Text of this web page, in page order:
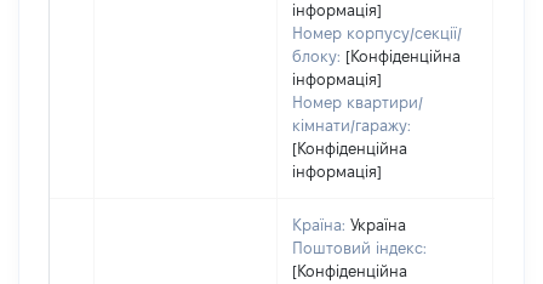
інформація]
Номер корпусу/секції/
блоку: [Конфіденційна
інформація]
Номер квартири/
кімнати/гаражу:
[Конфіденційна
інформація]
Країна: Україна
Поштовий індекс:
[Конфіденційна